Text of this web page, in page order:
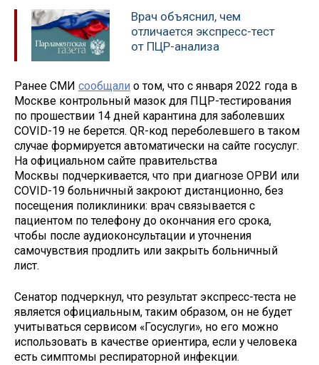
Врач объяснил, чем
отличается экспресс-тест
от ПЦР-анализа
Ранее СМИ сообщали о том, что с января 2022 года в
Москве контрольный мазок для ПЦР-тестирования
по прошествии 14 дней карантина для заболевших
COVID-19 не берется. QR-код переболевшего в таком
случае формируется автоматически на сайте госуслуг.
На официальном сайте правительства
Москвы подчеркивается, что при диагнозе ОРВИ или
COVID-19 больничный закроют дистанционно, без
посещения поликлиники: врач связывается с
пациентом по телефону до окончания его срока,
чтобы после аудиоконсультации и уточнения
самочувствия продлить или закрыть больничный
лист.
Сенатор подчеркнул, что результат экспресс-теста не
является официальным, таким образом, он не будет
учитываться сервисом «Госуслуги», но его можно
использовать в качестве ориентира, если у человека
есть симптомы респираторной инфекции.